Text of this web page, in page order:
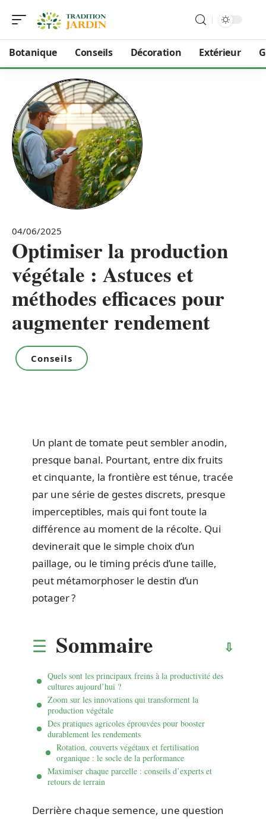
Botanique Conseils Décoration Extérieur
04/06/2025
Optimiser la production
végétale : Astuces et
méthodes efficaces pour
augmenter rendement
Conseils
Un plant de tomate peut sembler anodin,
presque banal. Pourtant, entre dix fruits
et cinquante, la frontière est ténue, tracée
par une série de gestes discrets, presque
imperceptibles, mais qui font toute la
différence au moment de la récolte. Qui
devinerait que le simple choix d’un
paillage, ou le timing précis d’une taille,
peut métamorphoser le destin d’un
potager ?
Sommaire
Quels sont les principaux freins à la productivité des
cultures aujourd’hui ?
Zoom sur les innovations qui transforment la
production végétale
Des pratiques agricoles éprouvées pour booster
durablement les rendements
Rotation, couverts végétaux et fertilisation
organique : le socle de la performance
Maximiser chaque parcelle : conseils d’experts et
retours de terrain
Derrière chaque semence, une question